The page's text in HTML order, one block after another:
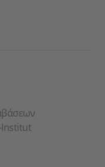
Institut